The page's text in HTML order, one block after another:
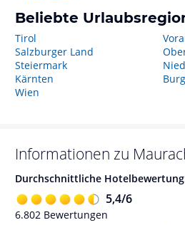
Beliebte
Tirol
Salzburger Land
Steiermark
Kärnten
Wien
Informationen zu
Durchschnittliche
5,4/6
6.802 Bewertungen